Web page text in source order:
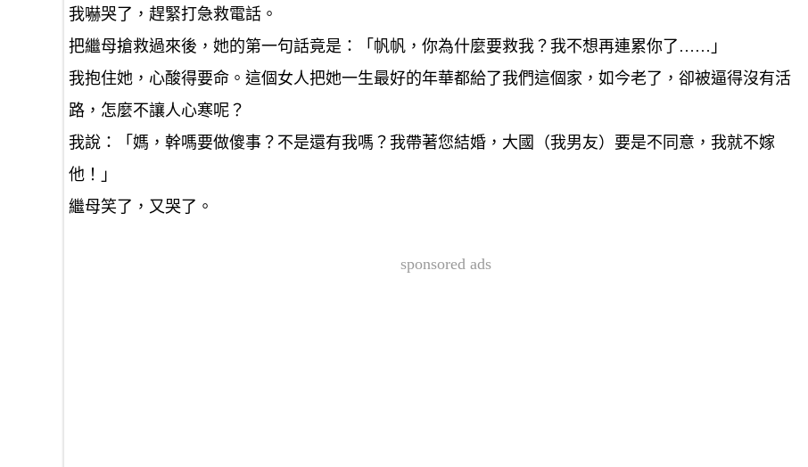
我嚇哭了，趕緊打急救電話。
把繼母搶救過來後，她的第一句話竟是：「帆帆，你為什麼要救我？我不想再連累你了……」
我抱住她，心酸得要命。這個女人把她一生最好的年華都給了我們這個家，如今老了，卻被逼得沒有活
路，怎麼不讓人心寒呢？
我說：「媽，幹嗎要做傻事？不是還有我嗎？我帶著您結婚，大國（我男友）要是不同意，我就不嫁
他！」
繼母笑了，又哭了。
sponsored ads